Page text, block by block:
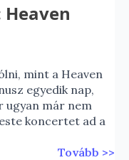
mint a Heaven
egyedik nap,
ugyan már nem
koncertet ad a
Tovább >>